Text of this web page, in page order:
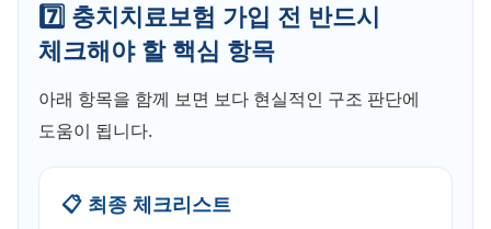
7️⃣ 충치치료보험 가입 전 반드시
체크해야 할 핵심 항목
아래 항목을 함께 보면 보다 현실적인 구조 판단에
도움이 됩니다.
📋 최종 체크리스트